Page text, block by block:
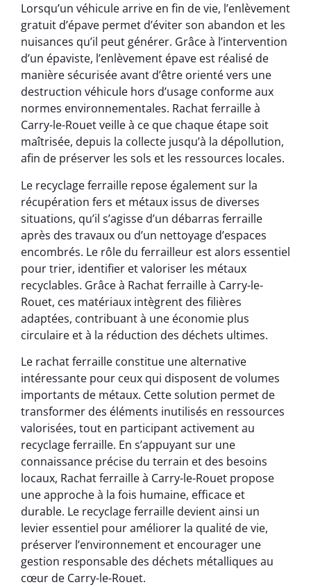
Lorsqu’un véhicule arrive en fin de vie, l’enlèvement
gratuit d’épave permet d’éviter son abandon et les
nuisances qu’il peut générer. Grâce à l’intervention
d’un épaviste, l’enlèvement épave est réalisé de
manière sécurisée avant d’être orienté vers une
destruction véhicule hors d’usage conforme aux
normes environnementales. Rachat ferraille à
Carry-le-Rouet veille à ce que chaque étape soit
maîtrisée, depuis la collecte jusqu’à la dépollution,
afin de préserver les sols et les ressources locales.
Le recyclage ferraille repose également sur la
récupération fers et métaux issus de diverses
situations, qu’il s’agisse d’un débarras ferraille
après des travaux ou d’un nettoyage d’espaces
encombrés. Le rôle du ferrailleur est alors essentiel
pour trier, identifier et valoriser les métaux
recyclables. Grâce à Rachat ferraille à Carry-le-
Rouet, ces matériaux intègrent des filières
adaptées, contribuant à une économie plus
circulaire et à la réduction des déchets ultimes.
Le rachat ferraille constitue une alternative
intéressante pour ceux qui disposent de volumes
importants de métaux. Cette solution permet de
transformer des éléments inutilisés en ressources
valorisées, tout en participant activement au
recyclage ferraille. En s’appuyant sur une
connaissance précise du terrain et des besoins
locaux, Rachat ferraille à Carry-le-Rouet propose
une approche à la fois humaine, efficace et
durable. Le recyclage ferraille devient ainsi un
levier essentiel pour améliorer la qualité de vie,
préserver l’environnement et encourager une
gestion responsable des déchets métalliques au
cœur de Carry-le-Rouet.